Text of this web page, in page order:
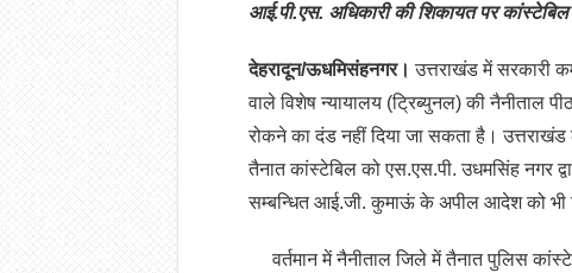
आई.पी.एस. अधिकारी की शिकायत पर
देहरादून/ऊधमिसंहनगर।उत्तराखंड में सरकारी
वाले विशेष न्यायालय (ट्रिब्युनल) की नैनीताल
रोकने का दंड नहीं दिया जा सकता है।
तैनात कांस्टेबिल को एस.एस.पी. उधमसिंह नगर
सम्बन्धित आई.जी. कुमाऊं के अपील आदेश को भी
वर्तमान में नैनीताल जिले में तैनात पुलिस